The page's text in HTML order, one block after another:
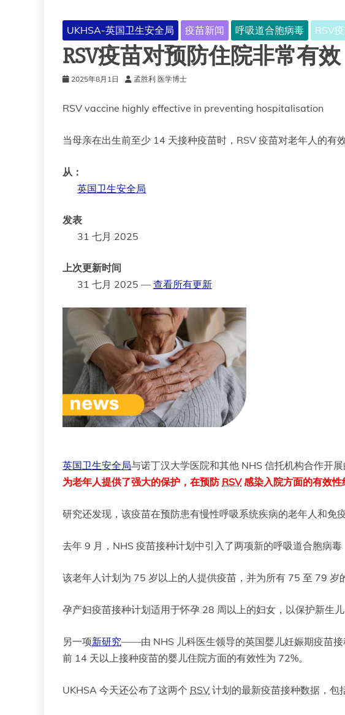
UKHSA-英国卫生安全局 疫苗新闻 呼吸道合胞病毒 RSV
RSV疫苗对预防住院非常有效
2025年8月1日 孟胜利 医学博士
RSV vaccine highly effective in preventing hospitalisation
当母亲在出生前至少 14 天接种疫苗时，RSV 疫苗对老年人的有
从：
英国卫生安全局
发表
31 七月 2025
上次更新时间
31 七月 2025 —查看所有更新
英国卫生安全局与诺丁汉大学医院和其他 NHS 信托机构合作开
为老年人提供了强大的保护，在预防 RSV感染入院方面的有效性
研究还发现，该疫苗在预防患有慢性呼吸系统疾病的老年人和免
去年 9 月，NHS 疫苗接种计划中引入了两项新的呼吸道合胞病毒
该老年人计划为 75 岁以上的人提供疫苗，并为所有 75 至 79 岁
孕产妇疫苗接种计划适用于怀孕 28 周以上的妇女，以保护新生
另一项新研究——由 NHS 儿科医生领导的英国婴儿妊娠期疫苗接
前 14 天以上接种疫苗的婴儿住院方面的有效性为 72%。
UKHSA 今天还公布了这两个 RSV 计划的最新疫苗接种数据，包